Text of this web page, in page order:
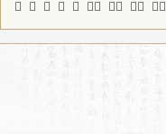
𩧎 駳 𨓤 𡵾 𢸇 帮办 矢词 弦幺 箕风